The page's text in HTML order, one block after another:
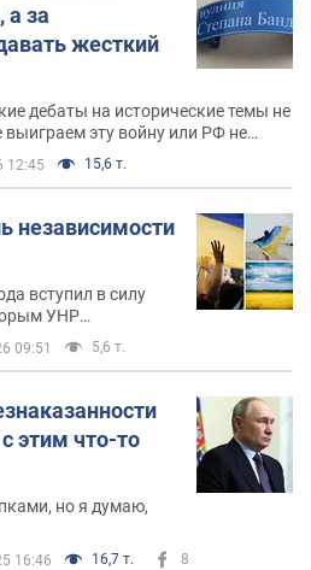
а за
жесткий
дебаты на исторические темы не
эту войну или РФ не
12:45 15,6 т.
независимости
вступил в силу
УНР
09:51 5,6 т.
этим что-то
но я думаю,
16:46 16,7 т. 8